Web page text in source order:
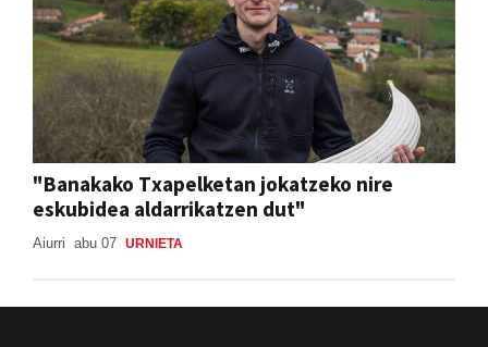
"Banakako Txapelketan jokatzeko nire
eskubidea aldarrikatzen dut"
Aiurri abu 07 URNIETA